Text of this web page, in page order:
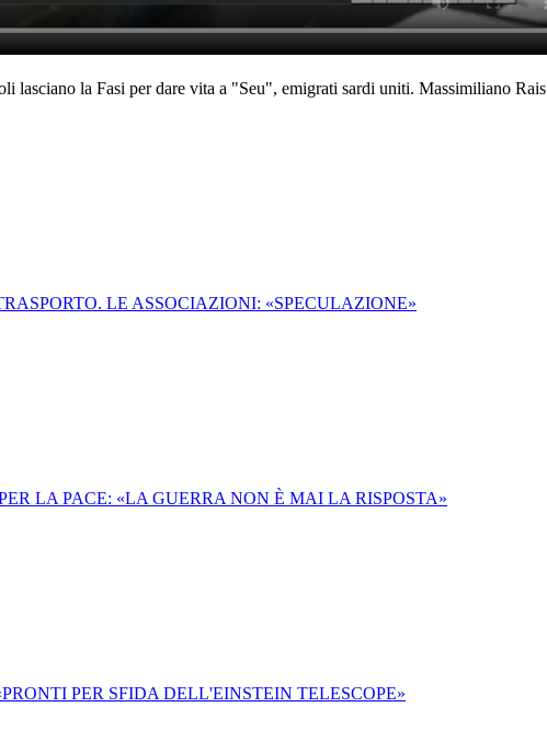
lasciano la Fasi per dare vita a "Seu", emigrati sardi uniti. Massimiliano Rais
LE ASSOCIAZIONI: «SPECULAZIONE»
LA PACE: «LA GUERRA NON È MAI LA RISPOSTA»
PER SFIDA DELL'EINSTEIN TELESCOPE»